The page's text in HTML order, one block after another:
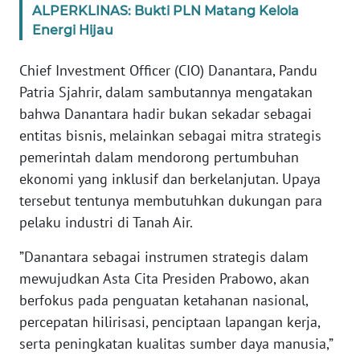
ALPERKLINAS: Bukti PLN Matang Kelola
Energi Hijau
Chief Investment Officer (CIO) Danantara, Pandu
Patria Sjahrir, dalam sambutannya mengatakan
bahwa Danantara hadir bukan sekadar sebagai
entitas bisnis, melainkan sebagai mitra strategis
pemerintah dalam mendorong pertumbuhan
ekonomi yang inklusif dan berkelanjutan. Upaya
tersebut tentunya membutuhkan dukungan para
pelaku industri di Tanah Air.
”Danantara sebagai instrumen strategis dalam
mewujudkan Asta Cita Presiden Prabowo, akan
berfokus pada penguatan ketahanan nasional,
percepatan hilirisasi, penciptaan lapangan kerja,
serta peningkatan kualitas sumber daya manusia,”
WN
WN
NTT
KEPRI
WN
PAPUA
PAPUA
BARAT
WN